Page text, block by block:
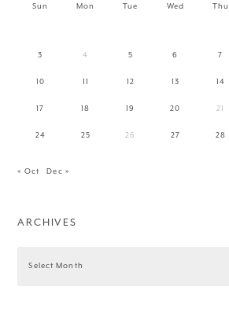
Sun Mon Tue Wed Thu
3 4 5 6 7
10 11 12 13 14
17 18 19 20 21
24 25 26 27 28
« Oct Dec »
ARCHIVES